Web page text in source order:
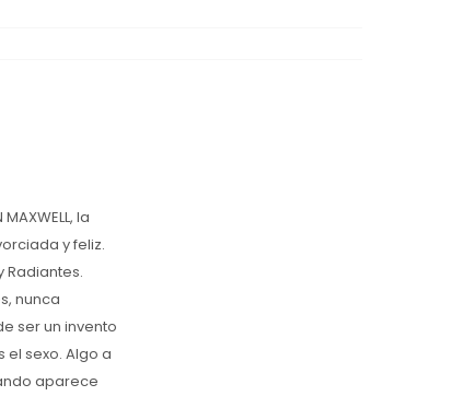
la
y feliz.
Radiantes.
nunca
ser un invento
el sexo. Algo a
aparece